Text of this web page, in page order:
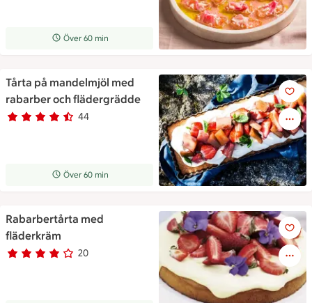
Receptet tar Över 60 min att tillaga
Över 60 min
Tårta på mandelmjöl med
rabarber och flädergrädde
Betyg 4.4 av 5. 44
44 personer har röstat
Receptet tar Över 60 min att tillaga
Över 60 min
Tårta på mandelmjöl med
Rabarbertårta med
fläderkräm
Betyg 3.8 av 5. 20
20 personer har röstat
Rabarbertårta med